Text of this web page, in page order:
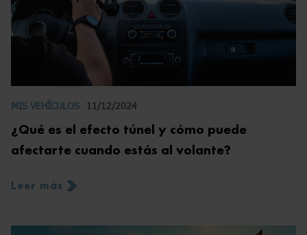
MIS VEHÍCULOS 11/12/2024
¿Qué es el efecto túnel y cómo puede
afectarte cuando estás al volante?
Leer más